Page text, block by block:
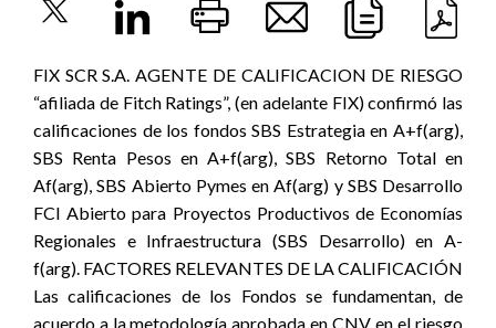
FIX SCR S.A. AGENTE DE CALIFICACION DE RIESGO
“afiliada de Fitch Ratings”, (en adelante FIX) confirmó las
calificaciones de los fondos SBS Estrategia en A+f(arg),
SBS Renta Pesos en A+f(arg), SBS Retorno Total en
Af(arg), SBS Abierto Pymes en Af(arg) y SBS Desarrollo
FCI Abierto para Proyectos Productivos de Economías
Regionales e Infraestructura (SBS Desarrollo) en A-
f(arg). FACTORES RELEVANTES DE LA CALIFICACIÓN
Las calificaciones de los Fondos se fundamentan, de
acuerdo a la metodología aprobada en CNV, en el riesgo